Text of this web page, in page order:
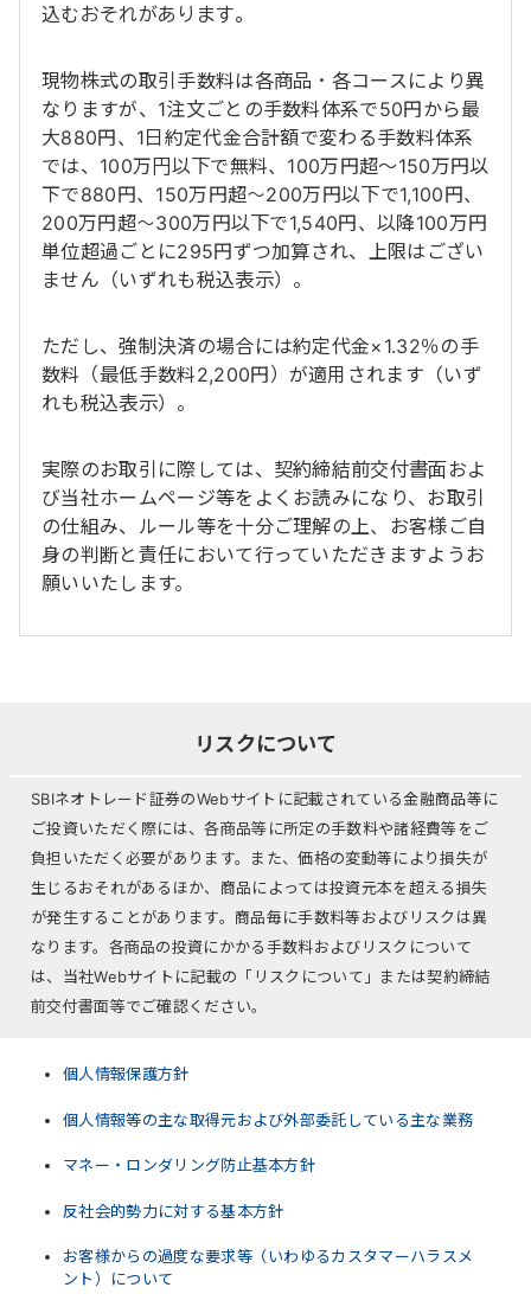
込むおそれがあります。
現物株式の取引手数料は各商品・各コースにより異
なりますが、1注文ごとの手数料体系で50円から最
大880円、1日約定代金合計額で変わる手数料体系
では、100万円以下で無料、100万円超～150万円以
下で880円、150万円超～200万円以下で1,100円、
200万円超～300万円以下で1,540円、以降100万円
単位超過ごとに295円ずつ加算され、上限はござい
ません（いずれも税込表示）。
ただし、強制決済の場合には約定代金×1.32％の手
数料（最低手数料2,200円）が適用されます（いず
れも税込表示）。
実際のお取引に際しては、契約締結前交付書面およ
び当社ホームページ等をよくお読みになり、お取引
の仕組み、ルール等を十分ご理解の上、お客様ご自
身の判断と責任において行っていただきますようお
願いいたします。
リスクについて
SBIネオトレード証券のWebサイトに記載されている金融商品等に
ご投資いただく際には、各商品等に所定の手数料や諸経費等をご
負担いただく必要があります。また、価格の変動等により損失が
生じるおそれがあるほか、商品によっては投資元本を超える損失
が発生することがあります。商品毎に手数料等およびリスクは異
なります。各商品の投資にかかる手数料およびリスクについて
は、当社Webサイトに記載の「リスクについて」または契約締結
前交付書面等でご確認ください。
個人情報保護方針
個人情報等の主な取得元および外部委託している主な業務
マネー・ロンダリング防止基本方針
反社会的勢力に対する基本方針
お客様からの過度な要求等（いわゆるカスタマーハラスメ
ント）について